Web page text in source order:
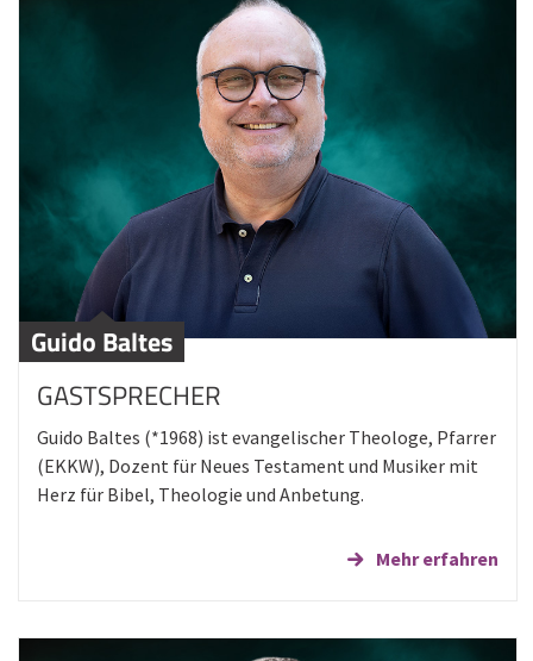
Guido Baltes
GASTSPRECHER
Guido Baltes (*1968) ist evangelischer Theologe, Pfarrer
(EKKW), Dozent für Neues Testament und Musiker mit
Herz für Bibel, Theologie und Anbetung.
Mehr erfahren